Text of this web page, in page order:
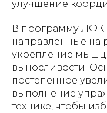
улучшение
В программу ЛФК
направленные на
укрепление
выносливости.
постепенное
выполнение
технике, чтобы